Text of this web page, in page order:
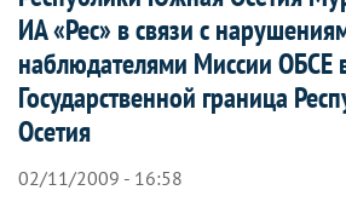
ИА «Рес» в связи с
наблюдателями Миссии ОБСЕ
Государственной граница
Осетия
02/11/2009 - 16:58